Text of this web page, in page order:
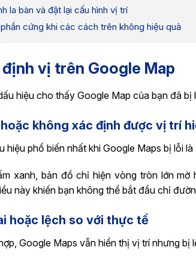
la bàn và đặt lại cấu hình vị trí
cứng khi các cách trên không hiệu quả
định vị trên Google Map
hiệu cho thấy Google Map của bạn đã bị
không xác định được vị trí
hiệu phổ biến nhất khi Google Maps bị lỗi
xanh, bản đồ chỉ hiện vòng tròn lớn
này khiến bạn không thể bắt đầu chỉ
hoặc lệch so với thực tế
Google Maps vẫn hiển thị vị trí nhưng